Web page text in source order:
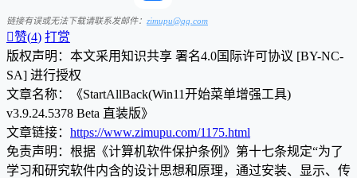
链接有误或无法下载请联系发邮件： zimupu@qq.com
赞(4) 打赏
版权声明：本文采用知识共享 署名4.0国际许可协议 [BY-NC-
SA] 进行授权
文章名称：《StartAllBack(Win11开始菜单增强工具)
v3.9.24.5378 Beta 直装版》
文章链接： https://www.zimupu.com/1175.html
免责声明：根据《计算机软件保护条例》第十七条规定“为了
学习和研究软件内含的设计思想和原理，通过安装、显示、传